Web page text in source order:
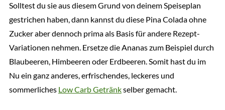
Solltest du sie aus diesem Grund von deinem Speiseplan
gestrichen haben, dann kannst du diese Pina Colada ohne
Zucker aber dennoch prima als Basis für andere Rezept-
Variationen nehmen. Ersetze die Ananas zum Beispiel durch
Blaubeeren, Himbeeren oder Erdbeeren. Somit hast du im
Nu ein ganz anderes, erfrischendes, leckeres und
sommerliches Low Carb Getränkselber gemacht.